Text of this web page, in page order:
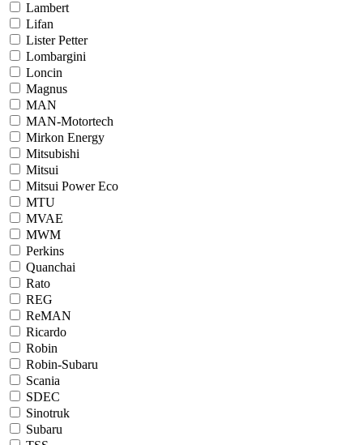
Lambert
Lifan
Lister Petter
Lombargini
Loncin
Magnus
MAN
MAN-Motortech
Mirkon Energy
Mitsubishi
Mitsui
Mitsui Power Eco
MTU
MVAE
MWM
Perkins
Quanchai
Rato
REG
ReMAN
Ricardo
Robin
Robin-Subaru
Scania
SDEC
Sinotruk
Subaru